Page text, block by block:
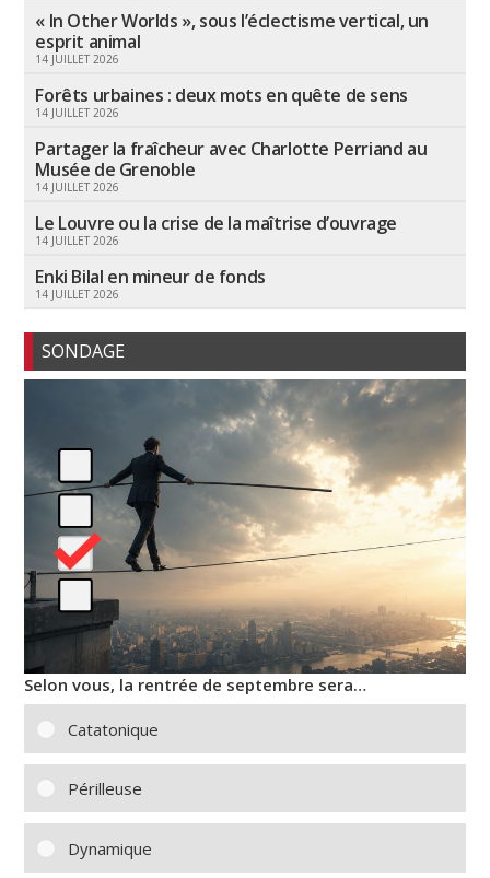
« In Other Worlds », sous l’éclectisme vertical, un
esprit animal
14 JUILLET 2026
Forêts urbaines : deux mots en quête de sens
14 JUILLET 2026
Partager la fraîcheur avec Charlotte Perriand au
Musée de Grenoble
14 JUILLET 2026
Le Louvre ou la crise de la maîtrise d’ouvrage
14 JUILLET 2026
Enki Bilal en mineur de fonds
14 JUILLET 2026
SONDAGE
Selon vous, la rentrée de septembre sera…
Catatonique
Périlleuse
Dynamique